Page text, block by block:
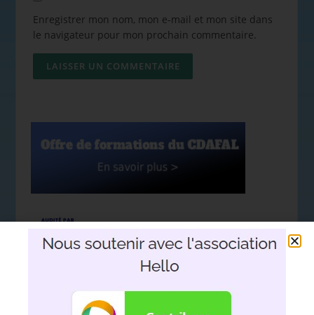
Enregistrer mon nom, mon e-mail et mon site dans
le navigateur pour mon prochain commentaire.